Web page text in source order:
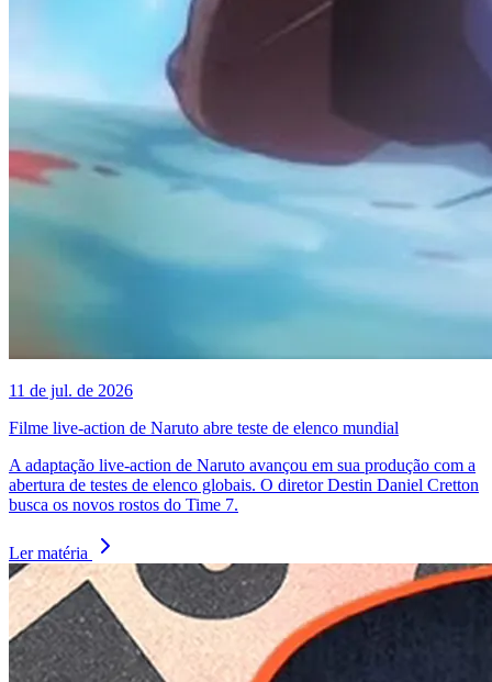
11 de jul. de 2026
Filme live-action de Naruto abre teste de elenco mundial
A adaptação live-action de Naruto avançou em sua produção com a
abertura de testes de elenco globais. O diretor Destin Daniel Cretton
busca os novos rostos do Time 7.
Ler matéria